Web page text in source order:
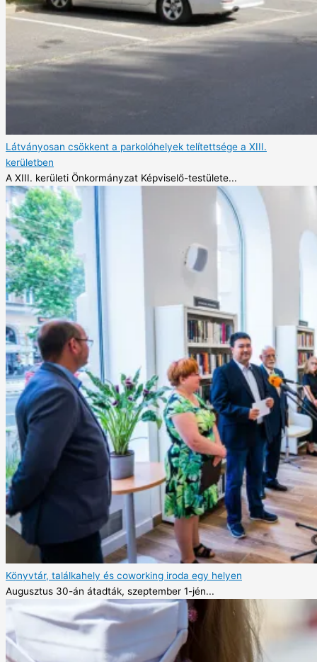
Látványosan csökkent a parkolóhelyek telítettsége a XIII.
kerületben
A XIII. kerületi Önkormányzat Képviselő-testülete...
Könyvtár, találkahely és coworking iroda egy helyen
Augusztus 30-án átadták, szeptember 1-jén...